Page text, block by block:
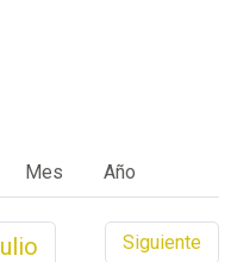
Mes Año
Siguiente